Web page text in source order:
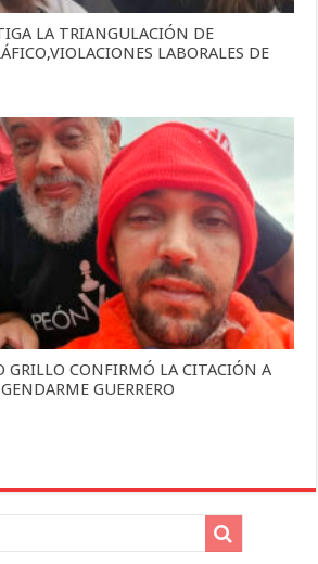
LA TRIANGULACIÓN DE
LABORALES DE
GRILLO CONFIRMÓ LA CITACIÓN A
GUERRERO